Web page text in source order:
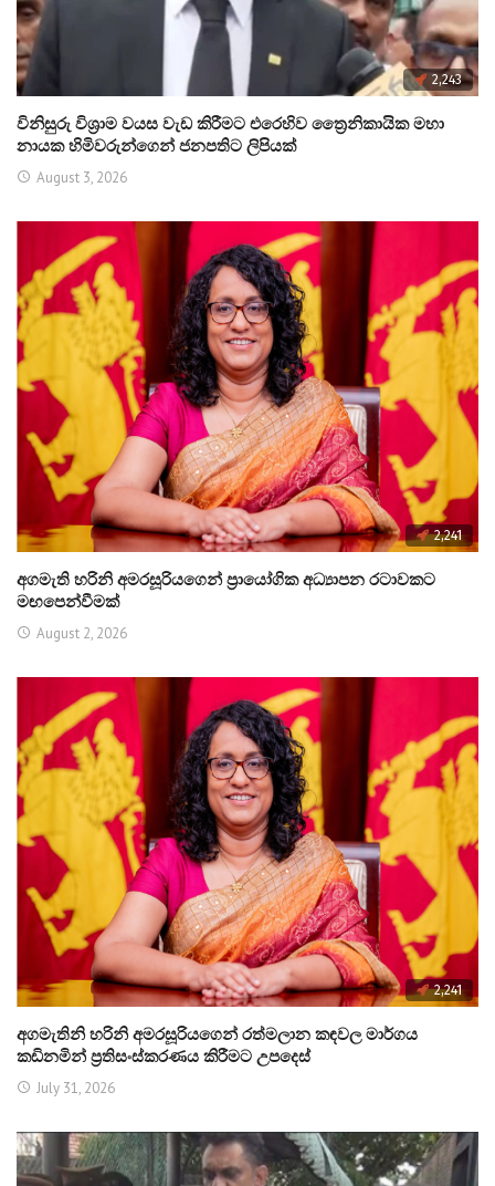
2,243
විනිසුරු විශ්‍රාම වයස වැඩ කිරීමට එරෙහිව ත්‍රෛනිකායික මහා
නායක හිමිවරුන්ගෙන් ජනපතිට ලිපියක්
August 3, 2026
2,241
අගමැති හරිනි අමරසූරියගෙන් ප්‍රායෝගික අධ්‍යාපන රටාවකට
මඟපෙන්වීමක්
August 2, 2026
2,241
අගමැතිනි හරිනි අමරසූරියගෙන් රත්මලාන කඳවල මාර්ගය
කඩිනමින් ප්‍රතිසංස්කරණය කිරීමට උපදෙස්
July 31, 2026